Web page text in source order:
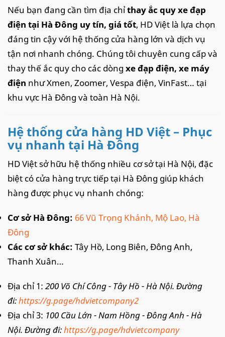
Nếu bạn đang cần tìm địa chỉthay ắc quy xe đạp
điện tại Hà Đông uy tín, giá tốt, HD Việt là lựa chọn
đáng tin cậy với hệ thống cửa hàng lớn và dịch vụ
tận nơi nhanh chóng. Chúng tôi chuyên cung cấp và
thay thế ắc quy cho các dòng xe đạp điện, xe máy
điện như Xmen, Zoomer, Vespa điện, VinFast… tại
khu vực Hà Đông và toàn Hà Nội.
Hệ thống cửa hàng HD Việt – Phục
vụ nhanh tại Hà Đông
HD Việt sở hữu hệ thống nhiều cơ sở tại Hà Nội, đặc
biệt có cửa hàng trực tiếp tại Hà Đông giúp khách
hàng được phục vụ nhanh chóng:
Cơ sở Hà Đông: 66 Vũ Trọng Khánh, Mộ Lao, Hà
Đông
Các cơ sở khác: Tây Hồ, Long Biên, Đông Anh,
Thanh Xuân…
Địa chỉ 1: 200 Võ Chí Công - Tây Hồ - Hà Nội. Đường
đi:https://g.page/hdvietcompany2
Địa chỉ 3: 100 Cầu Lớn - Nam Hồng - Đông Anh - Hà
Nội. Đường đi:https://g.page/hdvietcompany